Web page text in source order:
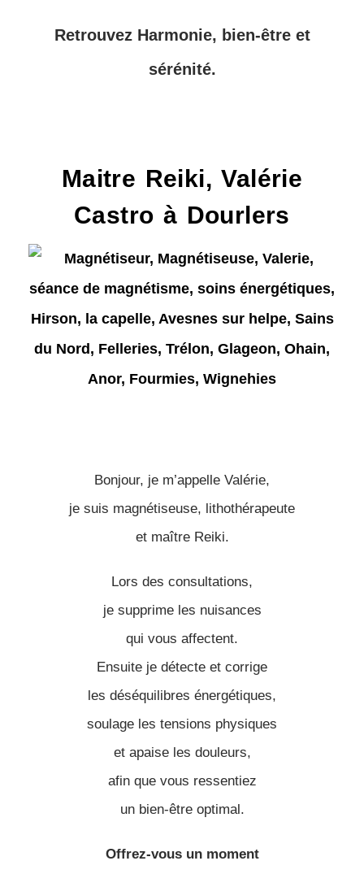
Retrouvez Harmonie, bien-être et
sérénité.
Maitre Reiki, Valérie
Castro à Dourlers
Bonjour, je m’appelle Valérie,
je suis magnétiseuse, lithothérapeute
et maître Reiki.
Lors des consultations,
je supprime les nuisances
qui vous affectent.
Ensuite je détecte et corrige
les déséquilibres énergétiques,
soulage les tensions physiques
et apaise les douleurs,
afin que vous ressentiez
un bien-être optimal.
Offrez-vous un moment